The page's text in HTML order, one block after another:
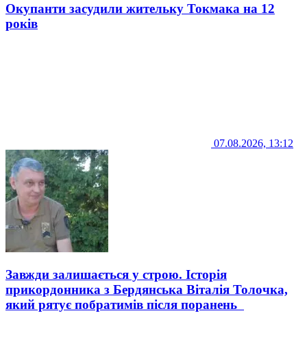
Окупанти засудили жительку Токмака на 12
років
07.08.2026, 13:12
Завжди залишається у строю. Історія
прикордонника з Бердянська Віталія Толочка,
який рятує побратимів після поранень